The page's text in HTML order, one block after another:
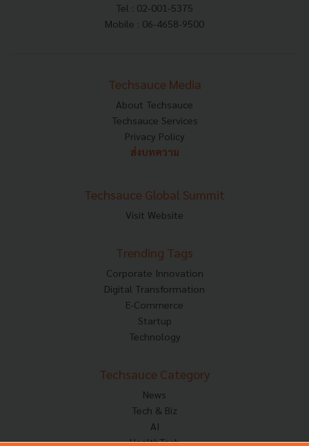
Tel : 02-001-5375
Mobile : 06-4658-9500
Techsauce Media
About Techsauce
Techsauce Services
Privacy Policy
ส่งบทความ
Techsauce Global Summit
Visit Website
Trending Tags
Corporate Innovation
Digital Transformation
E-Commerce
Startup
Technology
Techsauce Category
News
Tech & Biz
AI
HealthTech